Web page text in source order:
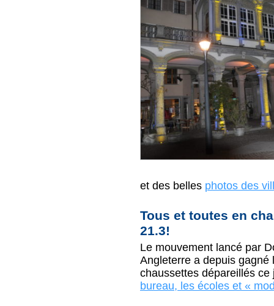
et des belles photos des
Tous et toutes en
21.3!
Le mouvement lancé par
Angleterre a depuis
chaussettes dépareillés
bureau, les écoles et «